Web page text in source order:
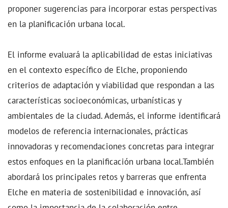
proponer sugerencias para incorporar estas perspectivas
en la planificación urbana local.
El informe evaluará la aplicabilidad de estas iniciativas
en el contexto específico de Elche, proponiendo
criterios de adaptación y viabilidad que respondan a las
características socioeconómicas, urbanísticas y
ambientales de la ciudad. Además, el informe identificará
modelos de referencia internacionales, prácticas
innovadoras y recomendaciones concretas para integrar
estos enfoques en la planificación urbana local.También
abordará los principales retos y barreras que enfrenta
Elche en materia de sostenibilidad e innovación, así